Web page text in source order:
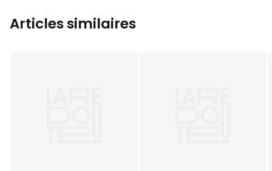
Articles similaires